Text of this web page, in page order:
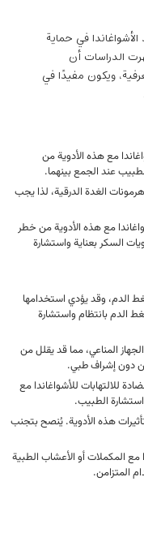
في حماية
الدراسات أن
ويكون مفيدًا في
مع هذه الأدوية من
عند الجمع بينهما.
الغدة الدرقية، لذا يجب
مع هذه الأدوية من خطر
السكر بعناية واستشارة
وقد يؤدي استخدامها
الدم بانتظام واستشارة
المناعي، مما قد يقلل من
دون إشراف طبي.
للالتهابات للأشواغاندا مع
الطبيب.
هذه الأدوية. يُنصح بتجنب
المكملات أو الأعشاب الطبية
المتزامن.